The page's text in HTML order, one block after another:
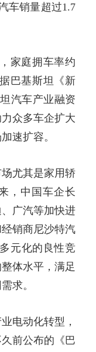
车销量超过1.7
家庭拥车率约
巴基斯坦《新
汽车产业融资
众多车企扩大
速扩容。
尤其是家用轿
，中国车企长
广汽等加快进
销商尼沙特汽
元化的良性竞
体水平，满足
求。
电动化转型，
前公布的《巴